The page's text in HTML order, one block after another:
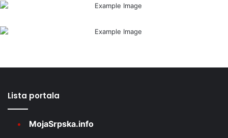
Lista portala
MojaSrpska.info